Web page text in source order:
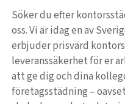
Söker du efter
oss. Vi är idag en av
erbjuder prisvärd
leveranssäkerhet för er
att ge dig och dina
företagsstädning –